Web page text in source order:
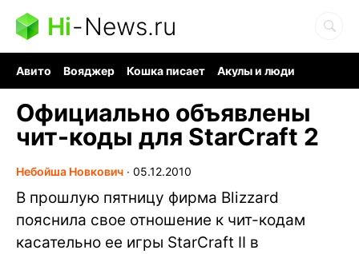
Hi-News.ru
Авито Вояджер Кошка писает
Акулы и люди
Официально объявлены
чит-коды для StarCraft 2
Небойша Новкович ∙ 05.12.2010
В прошлую пятницу фирма Blizzard
пояснила свое отношение к чит-кодам
касательно ее игры StarCraft II в